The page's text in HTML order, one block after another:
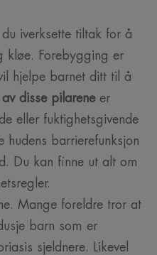
iverksette tiltak for å
kløe. Forebygging er
hjelpe barnet ditt til å
av disse pilareneer
eller fuktighetsgivende
hudens barrierefunksjon
Du kan finne ut alt om
Mange foreldre tror at
barn som er
sjeldnere. Likevel